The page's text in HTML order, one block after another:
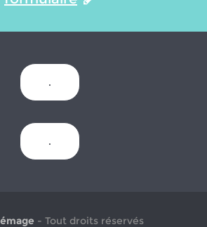
.
.
- Tout droits réservés